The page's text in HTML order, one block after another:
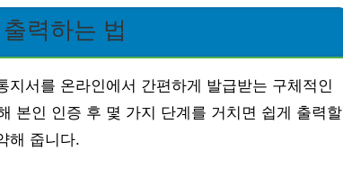
력하는 법
서를 온라인에서 간편하게 발급받는 구체적인
본인 인증 후 몇 가지 단계를 거치면 쉽게 출력할
해 줍니다.